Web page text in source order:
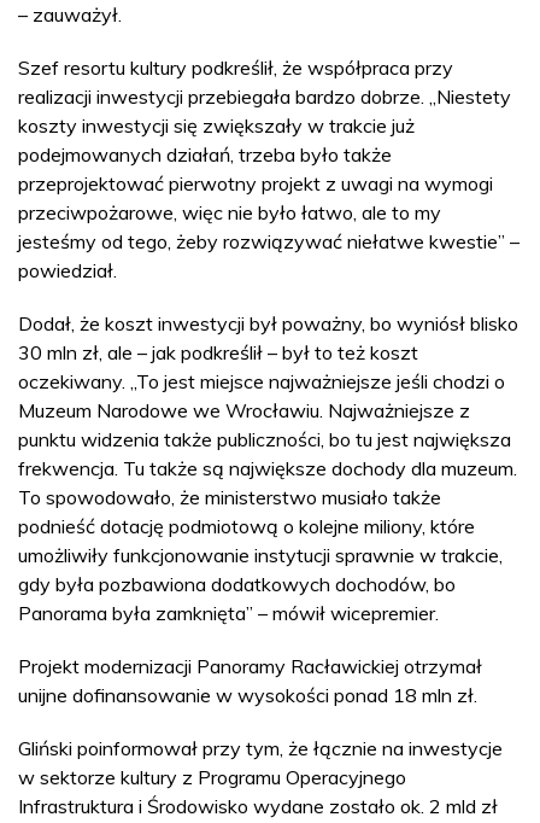
– zauważył.
Szef resortu kultury podkreślił, że współpraca przy
realizacji inwestycji przebiegała bardzo dobrze. „Niestety
koszty inwestycji się zwiększały w trakcie już
podejmowanych działań, trzeba było także
przeprojektować pierwotny projekt z uwagi na wymogi
przeciwpożarowe, więc nie było łatwo, ale to my
jesteśmy od tego, żeby rozwiązywać niełatwe kwestie” –
powiedział.
Dodał, że koszt inwestycji był poważny, bo wyniósł blisko
30 mln zł, ale – jak podkreślił – był to też koszt
oczekiwany. „To jest miejsce najważniejsze jeśli chodzi o
Muzeum Narodowe we Wrocławiu. Najważniejsze z
punktu widzenia także publiczności, bo tu jest największa
frekwencja. Tu także są największe dochody dla muzeum.
To spowodowało, że ministerstwo musiało także
podnieść dotację podmiotową o kolejne miliony, które
umożliwiły funkcjonowanie instytucji sprawnie w trakcie,
gdy była pozbawiona dodatkowych dochodów, bo
Panorama była zamknięta” – mówił wicepremier.
Projekt modernizacji Panoramy Racławickiej otrzymał
unijne dofinansowanie w wysokości ponad 18 mln zł.
Gliński poinformował przy tym, że łącznie na inwestycje
w sektorze kultury z Programu Operacyjnego
Infrastruktura i Środowisko wydane zostało ok. 2 mld zł